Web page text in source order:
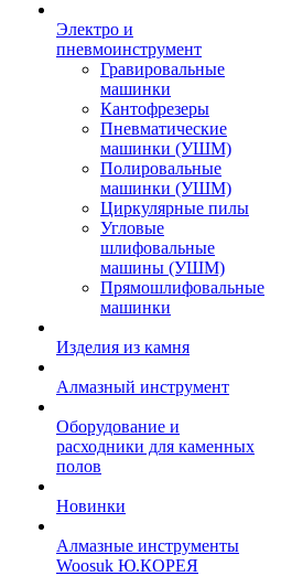
Электро и
пневмоинструмент
Гравировальные
машинки
Кантофрезеры
Пневматические
машинки (УШМ)
Полировальные
машинки (УШМ)
Циркулярные пилы
Угловые
шлифовальные
машины (УШМ)
Прямошлифовальные
машинки
Изделия из камня
Алмазный инструмент
Оборудование и
расходники для каменных
полов
Новинки
Алмазные инструменты
Woosuk Ю.КОРЕЯ